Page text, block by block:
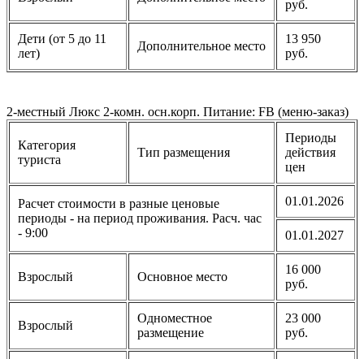
руб.
Дети (от 5 до 11
лет)
Дополнительное место
13 950
руб.
2-местный Люкс 2-комн. осн.корп. Питание: FB (меню-заказ)
Категория
туриста
Тип размещения
Периоды
действия
цен
Расчет стоимости в разные ценовые
периоды - на период проживания. Расч. час
- 9:00
01.01.2026
01.01.2027
Взрослый Основное место
16 000
руб.
Взрослый
Одноместное
размещение
23 000
руб.